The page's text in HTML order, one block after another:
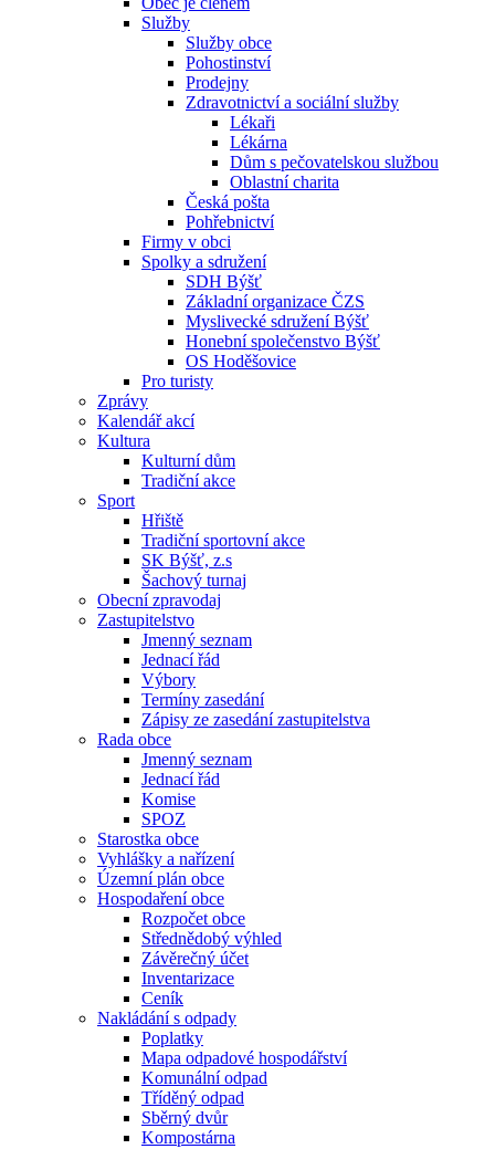
Služby
Služby obce
Pohostinství
Prodejny
Zdravotnictví a sociální služby
Lékaři
Lékárna
Dům s pečovatelskou službou
Oblastní charita
Česká pošta
Pohřebnictví
Firmy v obci
Spolky a sdružení
SDH Býšť
Základní organizace ČZS
Myslivecké sdružení Býšť
Honební společenstvo Býšť
OS Hoděšovice
Pro turisty
Zprávy
Kalendář akcí
Kultura
Kulturní dům
Tradiční akce
Sport
Hřiště
Tradiční sportovní akce
SK Býšť, z.s
Šachový turnaj
Obecní zpravodaj
Zastupitelstvo
Jmenný seznam
Jednací řád
Výbory
Termíny zasedání
Zápisy ze zasedání zastupitelstva
Rada obce
Jmenný seznam
Jednací řád
Komise
SPOZ
Starostka obce
Vyhlášky a nařízení
Územní plán obce
Hospodaření obce
Rozpočet obce
Střednědobý výhled
Závěrečný účet
Inventarizace
Ceník
Nakládání s odpady
Poplatky
Mapa odpadové hospodářství
Komunální odpad
Tříděný odpad
Sběrný dvůr
Kompostárna